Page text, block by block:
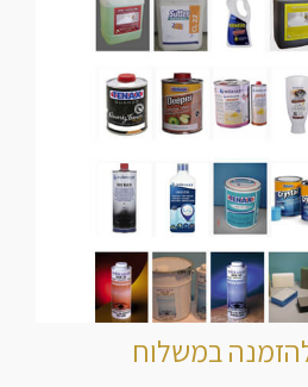
במשלוח